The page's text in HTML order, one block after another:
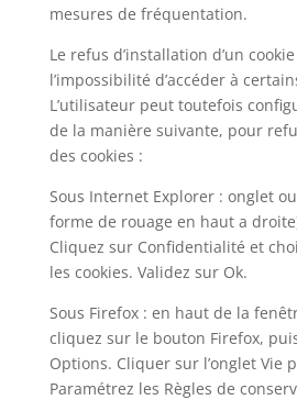
mesures de fréquentation.
Le refus d’installation d’un
l’impossibilité d’accéder à
L’utilisateur peut toutefois
de la manière suivante, pour
des cookies :
Sous Internet Explorer : onglet
forme de rouage en haut a
Cliquez sur Confidentialité et
les cookies. Validez sur Ok.
Sous Firefox : en haut de la
cliquez sur le bouton Firefox,
Options. Cliquer sur l’onglet Vie
Paramétrez les Règles de